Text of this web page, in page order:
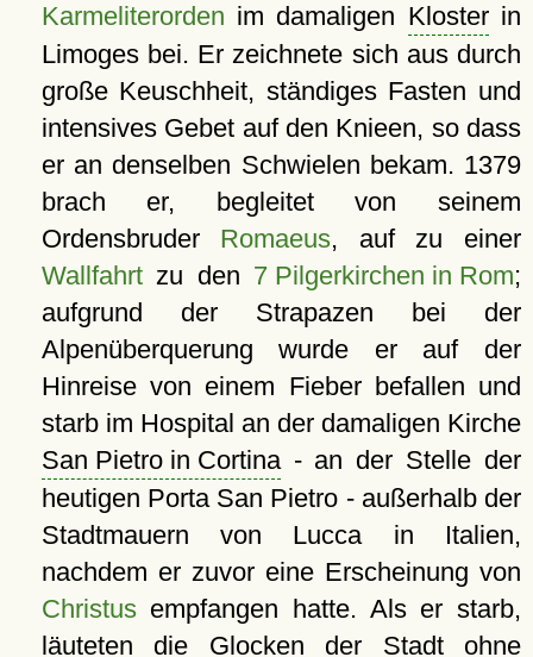
Karmeliterorden im damaligen Klosterin
Limoges bei. Er zeichnete sich aus durch
große Keuschheit, ständiges Fasten und
intensives Gebet auf den Knieen, so dass
er an denselben Schwielen bekam. 1379
brach er, begleitet von seinem
Ordensbruder Romaeus, auf zu einer
Wallfahrtzu den 7 Pilgerkirchen in Rom;
aufgrund der Strapazen bei der
Alpenüberquerung wurde er auf der
Hinreise von einem Fieber befallen und
starb im Hospital an der damaligen Kirche
San Pietro in Cortina- an der Stelle der
heutigen Porta San Pietro - außerhalb der
Stadtmauern von Lucca in Italien,
nachdem er zuvor eine Erscheinung von
Christusempfangen hatte. Als er starb,
läuteten die Glocken der Stadt ohne